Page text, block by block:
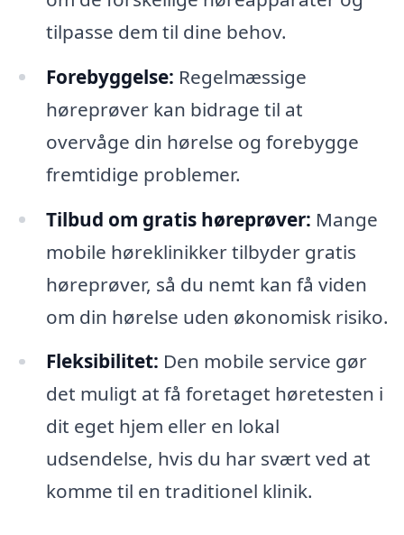
tilpasse dem til dine behov.
Forebyggelse: Regelmæssige
høreprøver kan bidrage til at
overvåge din hørelse og forebygge
fremtidige problemer.
Tilbud om gratis høreprøver: Mange
mobile høreklinikker tilbyder gratis
høreprøver, så du nemt kan få viden
om din hørelse uden økonomisk risiko.
Fleksibilitet: Den mobile service gør
det muligt at få foretaget høretesten i
dit eget hjem eller en lokal
udsendelse, hvis du har svært ved at
komme til en traditionel klinik.